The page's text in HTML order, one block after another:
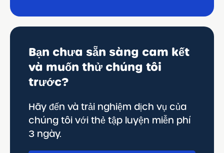
Bạn chưa sẵn sàng cam kết
và muốn thử chúng tôi
trước?
Hãy đến và trải nghiệm dịch vụ của
chúng tôi với thẻ tập luyện miễn phí
3 ngày.